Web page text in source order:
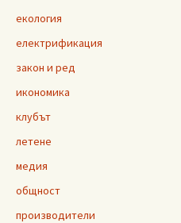
екология
електрификация
закон и ред
икономика
клубът
летене
медия
общност
производители